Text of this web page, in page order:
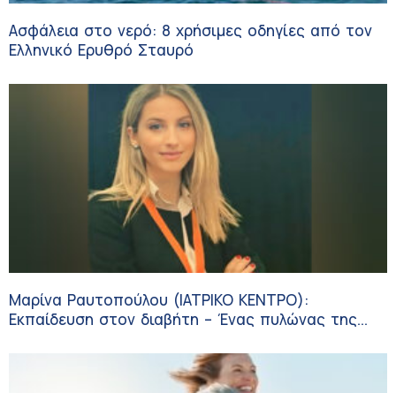
Ασφάλεια στο νερό: 8 χρήσιμες οδηγίες από τον
Ελληνικό Ερυθρό Σταυρό
Μαρίνα Ραυτοπούλου (ΙΑΤΡΙΚΟ ΚΕΝΤΡΟ):
Εκπαίδευση στον διαβήτη – Ένας πυλώνας της